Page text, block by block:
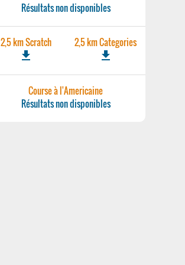
Résultats non disponibles
2,5 km Scratch
file_download
2,5 km Categories
file_download
Course à l'Americaine
Résultats non disponibles